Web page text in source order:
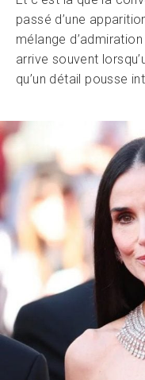
passé d’une
mélange
arrive souvent
qu’un détail pousse